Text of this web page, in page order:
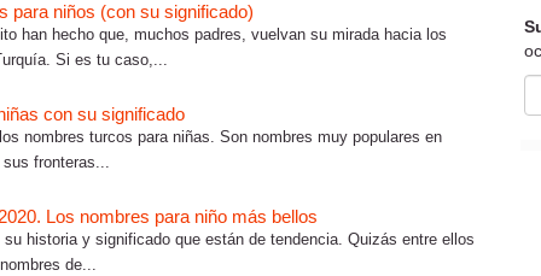
para niños (con su significado)
han hecho que, muchos padres, vuelvan su mirada hacia los
Si es tu caso,...
con su significado
nombres turcos para niñas. Son nombres muy populares en
fronteras...
Los nombres para niño más bellos
historia y significado que están de tendencia. Quizás entre ellos
de...